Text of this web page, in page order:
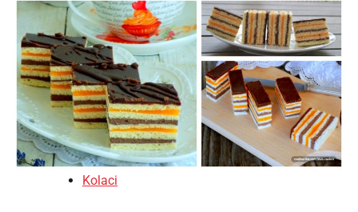
Kolaci